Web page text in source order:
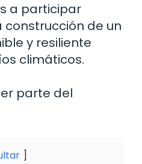
a participar
de un
y resiliente
climáticos.
parte del